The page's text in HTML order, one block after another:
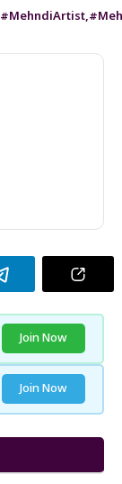
#MehndiArtist,
Join Now
Join Now